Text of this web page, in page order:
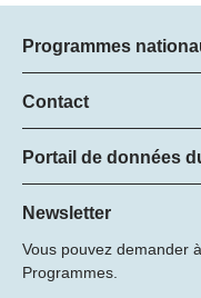
Programmes
Vous trouverez ici des
nationaux de recherche
Tous les PNR
Contact
Regine Maritz, FNS
Beatrice Schibler, FNS
Managers du programme
Tél.: +
E-mail:
Portail de données
Vous trouverez ici des
recherche et les
Recherche de projets
Newsletter
Vous pouvez demander
Programmes.